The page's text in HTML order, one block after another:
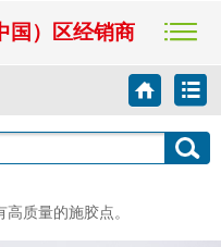
国）区经销商
高质量的施胶点。